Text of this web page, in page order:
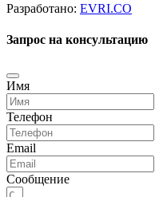
Разработано: EVRI.CO
Запрос на консультацию
Имя
Телефон
Email
Сообщение